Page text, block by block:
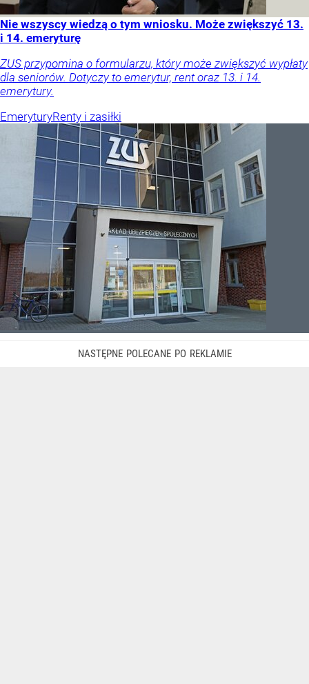
Nie wszyscy wiedzą o tym wniosku. Może zwiększyć 13.
i 14. emeryturę
ZUS przypomina o formularzu, który może zwiększyć wypłaty
dla seniorów. Dotyczy to emerytur, rent oraz 13. i 14.
emerytury.
EmeryturyRenty i zasiłki